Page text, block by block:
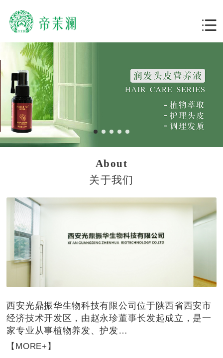
About
关于我们
西安光鼎振华生物科技有限公司位于陕西省西安市
经济技术开发区，由赵永珍董事长发起成立，是一
家专业从事植物养发、护发…
【MORE+】